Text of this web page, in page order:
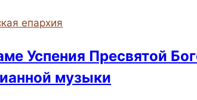
Божией
Матери
«Утоли
епархия
Успения Пресвятой
музыки